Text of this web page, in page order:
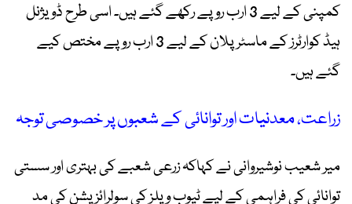
کمپنی کے لیے 3 ارب روپے رکھے گئے ہیں۔ اسی طرح ڈویژنل
ہیڈ کوارٹرز کے ماسٹر پلان کے لیے 3 ارب روپے مختص کیے
گئے ہیں۔
زراعت، معدنیات اور توانائی کے شعبوں پر خصوصی توجہ
میر شعیب نوشیروانی نے کہاکہ زرعی شعبے کی بہتری اور سستی
توانائی کی فراہمی کے لیے ٹیوب ویلز کی سولرائزیشن کی مد